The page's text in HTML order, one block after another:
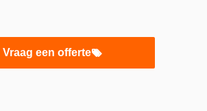
Vraag een offerte